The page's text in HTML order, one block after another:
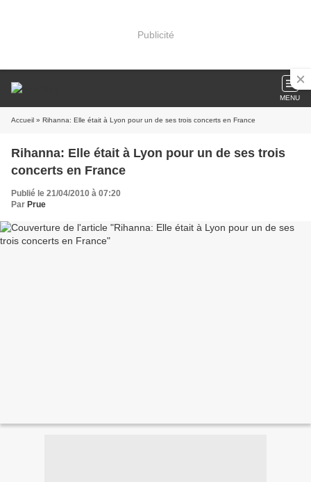
Publicité
MENU
Accueil » Rihanna: Elle était à Lyon pour un de ses trois concerts en France
Rihanna: Elle était à Lyon pour un de ses trois
concerts en France
Publié le 21/04/2010 à 07:20
Par Prue